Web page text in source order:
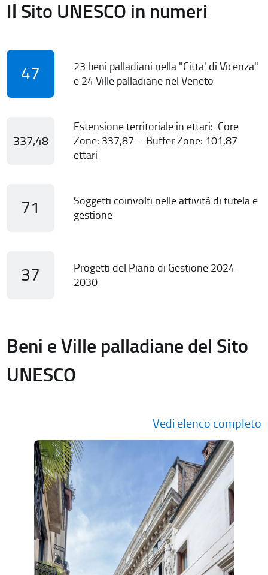
Il Sito UNESCO in numeri
47
23 beni palladiani nella "Citta' di Vicenza"
e 24 Ville palladiane nel Veneto
337,48
Estensione territoriale in ettari: Core
Zone: 337,87 - Buffer Zone: 101,87
ettari
71
Soggetti coinvolti nelle attività di tutela e
gestione
37
Progetti del Piano di Gestione 2024-
2030
Beni e Ville palladiane del Sito
UNESCO
Vedi elenco completo